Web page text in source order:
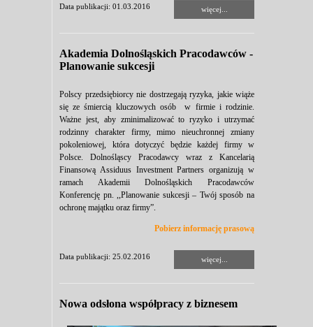
Data publikacji: 01.03.2016 więcej...
Akademia Dolnośląskich Pracodawców -
Planowanie sukcesji
Polscy przedsiębiorcy nie dostrzegają ryzyka, jakie wiąże
się ze śmiercią kluczowych osób w firmie i rodzinie.
Ważne jest, aby zminimalizować to ryzyko i utrzymać
rodzinny charakter firmy, mimo nieuchronnej zmiany
pokoleniowej, która dotyczyć będzie każdej firmy w
Polsce. Dolnośląscy Pracodawcy wraz z Kancelarią
Finansową Assiduus Investment Partners organizują w
ramach Akademii Dolnośląskich Pracodawców
Konferencję pn. ,,Planowanie sukcesji – Twój sposób na
ochronę majątku oraz firmy”.
Pobierz informację prasową
Data publikacji: 25.02.2016 więcej...
Nowa odsłona współpracy z biznesem